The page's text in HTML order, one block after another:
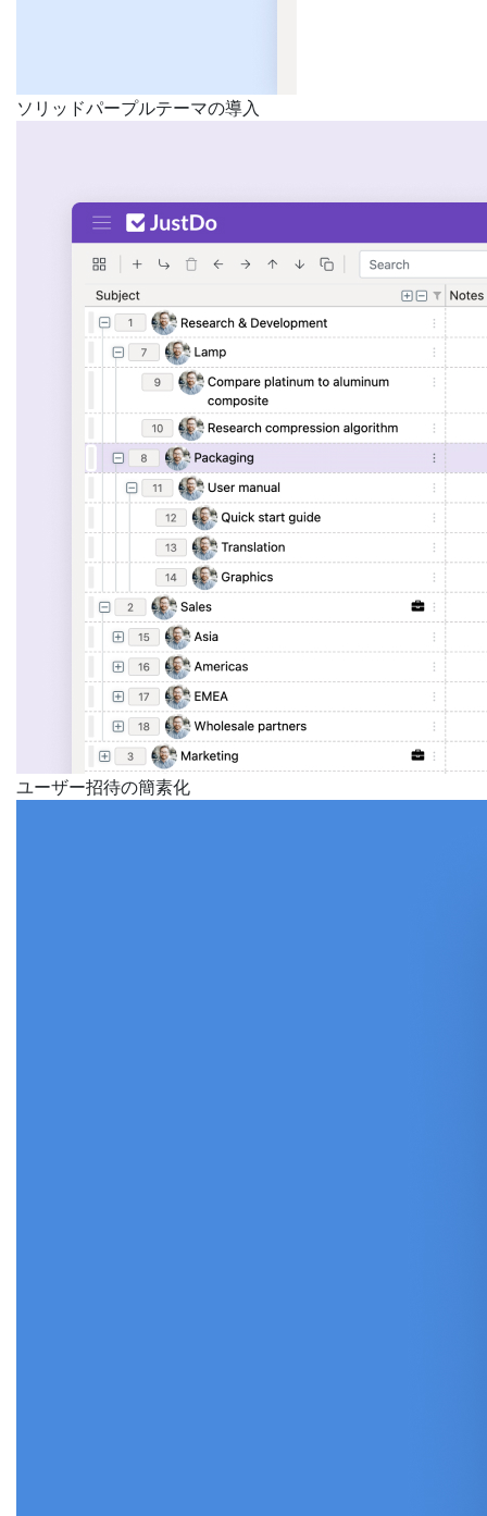
ソリッドパープルテーマの導入
ユーザー招待の簡素化